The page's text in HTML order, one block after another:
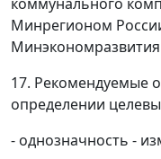
Минрегионом
17. Рекомендуемые
определении
- однозначность -